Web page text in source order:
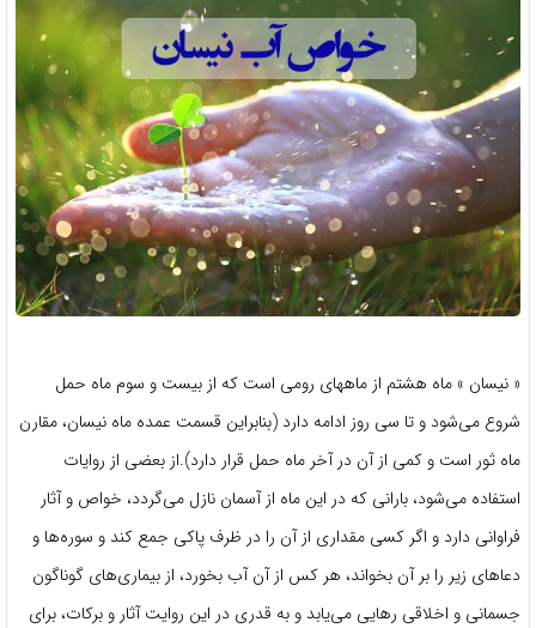
« نیسان » ماه هشتم از ماههای رومى است که از بیست و سوم ماه حمل
شروع می‌‌شود و تا سى روز ادامه دارد (بنابراین قسمت عمده ماه نیسان، مقارن
ماه ثور است و کمى از آن در آخر ماه حمل قرار دارد).از بعضى از روایات
استفاده مى‌‌شود، بارانى که در این ماه از آسمان نازل مى‌‌گردد، خواص و آثار
فراوانى دارد و اگر کسى مقدارى از آن را در ظرف پاکى جمع کند و سوره‌‌ها و
دعاهاى زیر را بر آن بخواند، هر کس از آن آب بخورد، از بیمارى‌‌هاى گوناگون
جسمانى و اخلاقى رهایى مى‌‌یابد و به قدرى در این روایت آثار و برکات، براى